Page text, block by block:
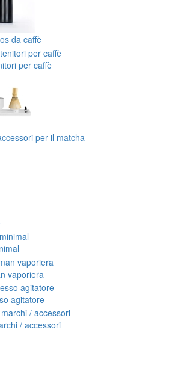
da caffè
per caffè
per il matcha
vaporiera
agitatore
/ accessori